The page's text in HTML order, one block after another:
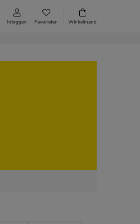
Inloggen Favorieten Winkelmand